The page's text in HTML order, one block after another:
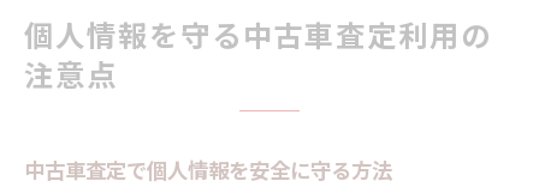
個人情報を守る中古車査定利用の
注意点
中古車査定で個人情報を安全に守る方法